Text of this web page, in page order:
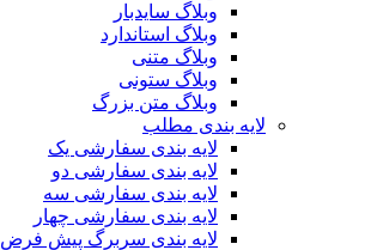
وبلاگ سایدبار
وبلاگ استاندارد
وبلاگ متنی
وبلاگ ستونی
وبلاگ متن بزرگ
لایه بندی مطلب
لایه بندی سفارشی یک
لایه بندی سفارشی دو
لایه بندی سفارشی سه
لایه بندی سفارشی چهار
لایه بندی سربرگ پیش فرض